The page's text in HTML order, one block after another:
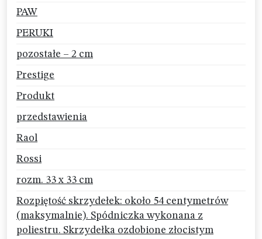
PAW
PERUKI
pozostałe – 2 cm
Prestige
Produkt
przedstawienia
Raol
Rossi
rozm. 33 x 33 cm
Rozpiętość skrzydełek: około 54 centymetrów
(maksymalnie). Spódniczka wykonana z
poliestru. Skrzydełka ozdobione złocistym